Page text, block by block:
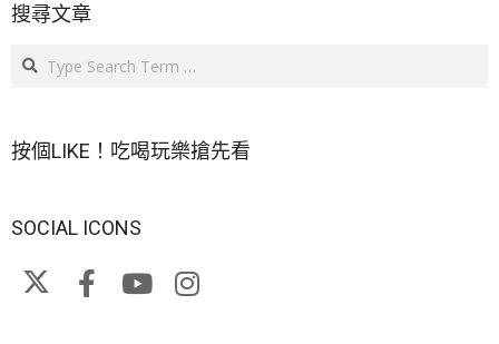
搜尋文章
Search
按個LIKE！吃喝玩樂搶先看
SOCIAL ICONS